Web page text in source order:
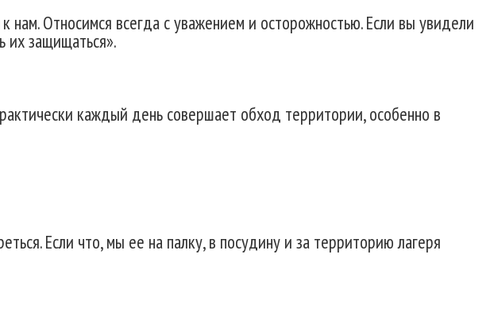
Относимся всегда с уважением и осторожностью. Если вы увидели
их защищаться».
каждый день совершает обход территории, особенно в
Если что, мы ее на палку, в посудину и за территорию лагеря